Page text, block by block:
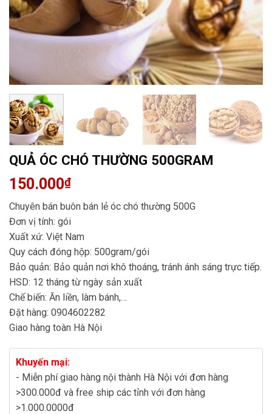
QUẢ ÓC CHÓ THƯỜNG 500GRAM
150.000₫
Chuyên bán buôn bán lẻ óc chó thường 500G
Đơn vị tính: gói
Xuất xứ: Việt Nam
Quy cách đóng hộp: 500gram/gói
Bảo quản: Bảo quản nơi khô thoáng, tránh ánh sáng trực tiếp.
HSD: 12 tháng từ ngày sản xuất
Chế biến: Ăn liền, làm bánh,…
Đặt hàng: 0904602282
Giao hàng toàn Hà Nội
Khuyến mại:
- Miễn phí giao hàng nội thành Hà Nội với đơn hàng
>300.000đ và free ship các tỉnh với đơn hàng
>1.000.0000đ